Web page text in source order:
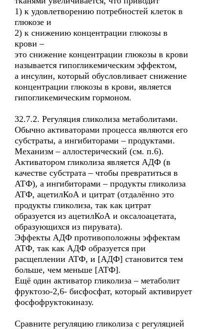
1) к удовлетворению потребностей клеток в
глюкозе и
2) к снижению концентрации глюкозы в
крови –
это снижение концентрации глюкозы в крови
называется гипогликемическим эффектом,
а инсулин, который обусловливает снижение
концентрации глюкозы в крови, является
гипогликемическим гормоном.
32.7.2. Регуляция гликолиза метаболитами.
Обычно активаторами процесса являются его
субстраты, а ингибиторами – продуктами.
Механизм – аллостерический (см. п.6).
Активатором гликолиза является АДФ (в
качестве субстрата – чтобы превратиться в
АТФ), а ингибиторами – продукты гликолиза
АТФ, ацетилКоА и цитрат (отдалённо это
продукты гликолиза, так как цитрат
образуется из ацетилКоА и оксалоацетата,
образующихся из пирувата).
Эффекты АДФ противоположны эффектам
АТФ, так как АДФ образуется при
расщеплении АТФ, и [АДФ] становится тем
больше, чем меньше [АТФ].
Ещё один активатор гликолиза – метаболит
фруктозо-2,6- бисфосфат, который активирует
фосфофруктокиназу.
Сравните регуляцию гликолиза с регуляцией